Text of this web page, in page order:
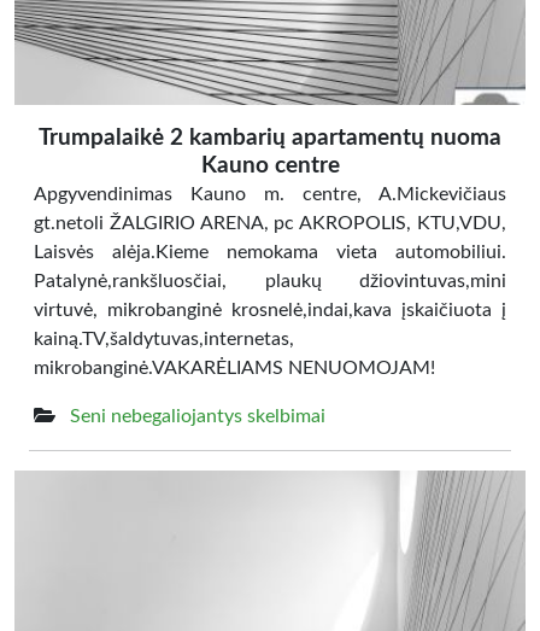
Trumpalaikė 2 kambarių apartamentų nuoma
Kauno centre
Apgyvendinimas Kauno m. centre, A.Mickevičiaus
gt.netoli ŽALGIRIO ARENA, pc AKROPOLIS, KTU,VDU,
Laisvės alėja.Kieme nemokama vieta automobiliui.
Patalynė,rankšluosčiai, plaukų džiovintuvas,mini
virtuvė, mikrobanginė krosnelė,indai,kava įskaičiuota į
kainą.TV,šaldytuvas,internetas,
mikrobanginė.VAKARĖLIAMS NENUOMOJAM!
Seni nebegaliojantys skelbimai